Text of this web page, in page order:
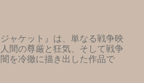
ジャケット』は、単なる戦争映
間の尊厳と狂気、そして戦争
を冷徹に描き出した作品で